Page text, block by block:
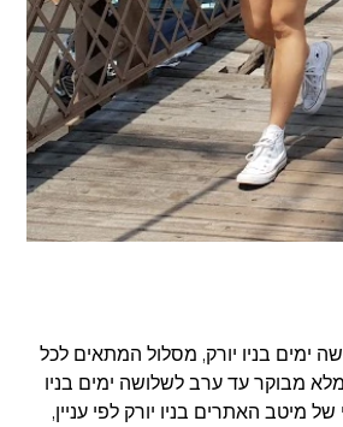
ימים בניו יורק, מסלול המתאים לכל
מבוקר עד ערב לשלושה ימים בניו
מיטב האתרים בניו יורק לפי עניין,